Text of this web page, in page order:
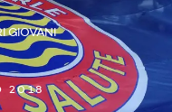
GIOVANI
2018